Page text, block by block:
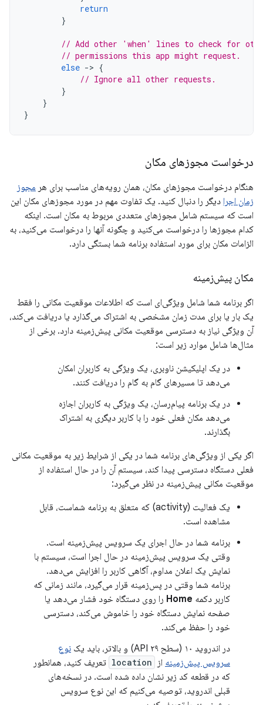
return
}
// Add other 'when' lines to check for
// permissions this app might request.
else -> {
// Ignore all other requests.
}
}
}
درخواست مجوزهای مکان
هنگام درخواست مجوزهای مکان، همان رویه‌های مناسب برای هر مجوز
زمان اجرا دیگر را دنبال کنید. یک تفاوت مهم در مورد مجوزهای مکان این
است که سیستم شامل مجوزهای متعددی مربوط به مکان است. اینکه
کدام مجوزها را درخواست می‌کنید و چگونه آنها را درخواست می‌کنید، به
الزامات مکان برای مورد استفاده برنامه شما بستگی دارد.
مکان پیش‌زمینه
اگر برنامه شما شامل ویژگی‌ای است که اطلاعات موقعیت مکانی را فقط
یک بار یا برای مدت زمان مشخصی به اشتراک می‌گذارد یا دریافت می‌کند،
آن ویژگی نیاز به دسترسی موقعیت مکانی پیش‌زمینه دارد. برخی از
مثال‌ها شامل موارد زیر است:
در یک اپلیکیشن ناوبری، یک ویژگی به کاربران امکان
می‌دهد تا مسیرهای گام به گام را دریافت کنند.
در یک برنامه پیام‌رسان، یک ویژگی به کاربران اجازه
می‌دهد مکان فعلی خود را با کاربر دیگری به اشتراک
بگذارند.
اگر یکی از ویژگی‌های برنامه شما در یکی از شرایط زیر به موقعیت مکانی
فعلی دستگاه دسترسی پیدا کند، سیستم آن را در حال استفاده از
موقعیت مکانی پیش‌زمینه در نظر می‌گیرد:
یک فعالیت (activity) که متعلق به برنامه شماست، قابل
مشاهده است.
برنامه شما در حال اجرای یک سرویس پیش‌زمینه است.
وقتی یک سرویس پیش‌زمینه در حال اجرا است، سیستم با
نمایش یک اعلان مداوم، آگاهی کاربر را افزایش می‌دهد.
برنامه شما وقتی در پس‌زمینه قرار می‌گیرد، مانند زمانی که
کاربر دکمه Home را روی دستگاه خود فشار می‌دهد یا
صفحه نمایش دستگاه خود را خاموش می‌کند، دسترسی
خود را حفظ می‌کند.
در اندروید ۱۰ (سطح API ۲۹) و بالاتر، باید یک
نوع
سرویس پیش‌زمینه از location تعریف کنید، همانطور
که در قطعه کد زیر نشان داده شده است. در نسخه‌های
قبلی اندروید، توصیه می‌کنیم که این نوع سرویس